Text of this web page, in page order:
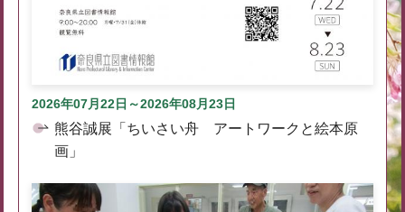
2026年07月22日～2026年08月23日
熊谷誠展「ちいさい舟 アートワークと絵本原
画」